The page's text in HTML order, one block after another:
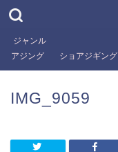
ジャンル
アジング
ショアジギング
IMG_9059